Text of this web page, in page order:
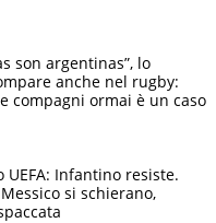
son argentinas”, lo
anche nel rugby:
compagni ormai è un caso
UEFA: Infantino resiste.
si schierano,